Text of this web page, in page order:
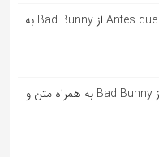
آهنگ اسپانیایی Antes que se acabe از Bad Bunny به
آهنگ اسپانیایی BOKeTE از Bad Bunny به همراه متن و